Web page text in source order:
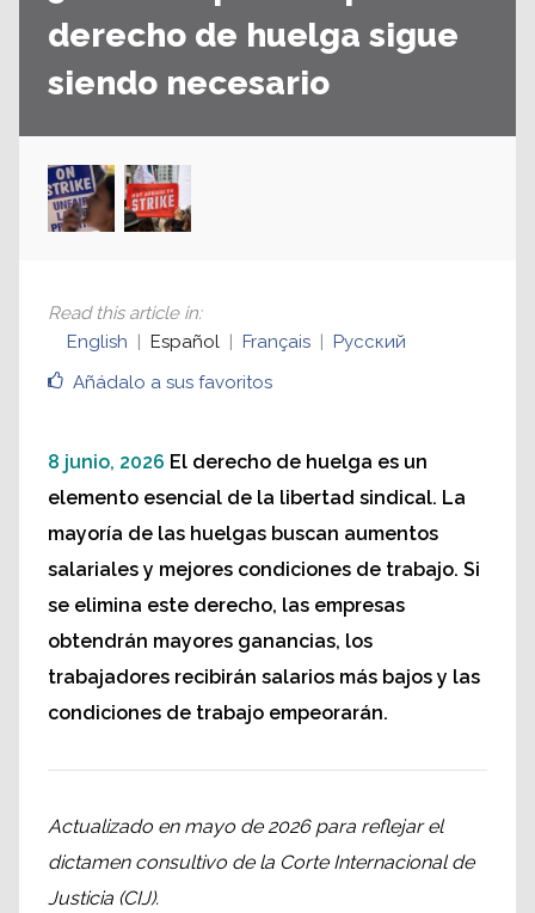
derecho de huelga sigue
siendo necesario
Añádalo a sus favoritos
Read this article in:
English
Español Français Русский
8 junio, 2026 El derecho de huelga es un
elemento esencial de la libertad sindical. La
mayoría de las huelgas buscan aumentos
salariales y mejores condiciones de trabajo. Si
se elimina este derecho, las empresas
obtendrán mayores ganancias, los
trabajadores recibirán salarios más bajos y las
condiciones de trabajo empeorarán.
Actualizado en mayo de 2026 para reflejar el
dictamen consultivo de la Corte Internacional de
Justicia (CIJ).